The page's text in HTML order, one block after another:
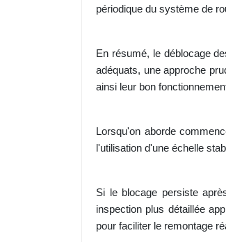
périodique du système de
En résumé, le déblocage
adéquats, une approche
ainsi leur bon
Lorsqu'on aborde
l'utilisation d'une échelle
Si le blocage persiste
inspection plus détaillée
pour faciliter le remontage